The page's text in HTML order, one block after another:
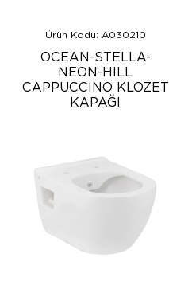
Ürün Kodu: A030210
OCEAN-STELLA-
NEON-HILL
CAPPUCCINO KLOZET
KAPAĞI